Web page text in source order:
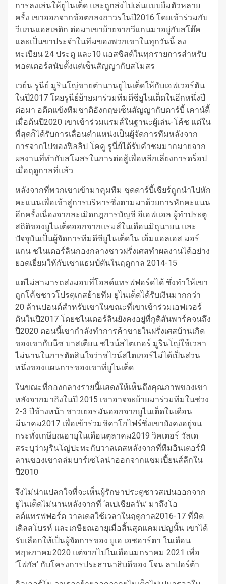
การลงเล่นให้ยูไนเต็ด และถูกส่งไปเล่นแบบยืมตัวหลาย
ครั้ง เขาออกจากข้อตกลงถาวรในปี2016 โดยเข้าร่วมกับ
วีแกนแอธเลติก ต่อมาเขาย้ายจากวีแกนมาอยู่กับสโต๊ค
และเป็นขาประจําในทีมของพวกเขาในทุกวันนี้ ลง
ทะเบียน 24 ประตู และ10 แอสซิสต์ในทุกรายการสําหรับ
พอตเตอร์สนับตั้งแต่เซ็นสัญญากับสโมสร
เวย์น รูนีย์ มูรินโญ่ขายตํานานยูไนเต็ดให้กับเอฟเวอร์ตัน
ในปี2017 โดยรูนีย์ย้ายมาร่วมทีมดีซียูไนเต็ดในอีกหนึ่งปี
ต่อมา อดีตแข้งทีมชาติอังกฤษเซ็นสัญญากับดาร์บี้ เคาน์ตี้
เมื่อต้นปี2020 เขาเข้าร่วมแรมส์ในฐานะผู้เล่น-โค้ช แต่ใน
ที่สุดก็ได้รับการเลื่อนตําแหน่งเป็นผู้จัดการทีมหลังจาก
การจากไปของฟิลลิป โคคู รูนี่ย์ได้รับคําชมมากมายจาก
ผลงานที่ทํากับสโมสรในการต่อสู้เพื่อหลีกเลี่ยงการดร็อป
เมื่อฤดูกาลที่แล้ว
หลังจากที่พวกเขาเข้ามาคุมทีม ชุดดาร์บี้เชียร์ถูกนําไปหัก
คะแนนเพื่อเข้าสู่การบริหารซึ่งตามมาด้วยการหักคะแนน
อีกครั้งเนื่องจากละเมิดกฎการบัญชี อีเอฟแอล ผู้ทําประตู
สถิติของยูไนเต็ดออกจากแรมส์ในเดือนมิถุนายน และ
ปัจจุบันเป็นผู้จัดการทีมดีซียูไนเต็ดใน เอ็มแอลเอส มอร์
แกน ชไนเดอร์ลินกองกลางชาวฝรั่งเศสทําผลงานได้อย่าง
ยอดเยี่ยมให้กับเซาแธมป์ตันในฤดูกาล 2014-15
แต่ไม่สามารถส่งมอบที่โอลด์แทรฟฟอร์ดได้ ซึ่งทําให้เขา
ถูกโค้ชชาวโปรตุเกสย้ายทีม ยูไนเต็ดได้รับเงินมากกว่า
20 ล้านปอนด์สําหรับเขาในขณะที่เขาเข้าร่วมเอฟเวอร์
ตันในปี2017 โดยชไนเดอร์ลินยังคงอยู่ที่กูดิสันพาร์คจนถึง
ปี2020 ตอนนี้เขากําลังทําการค้าขายในฝรั่งเศสบ้านเกิด
ของเขากับนีซ บาสเตียน ชไวน์สไตเกอร์ มูรินโญ่ใช้เวลา
ไม่นานในการตัดสินใจว่าชไวน์สไตเกอร์ไม่ได้เป็นส่วน
หนึ่งของแผนการของเขาที่ยูไนเต็ด
ในขณะที่กองกลางรายนี้แสดงให้เห็นถึงคุณภาพของเขา
หลังจากมาถึงในปี 2015 เขาอาจจะย้ายมาร่วมทีมในช่วง
2-3 ปีข้างหน้า ชาวเยอรมันออกจากยูไนเต็ดในเดือน
มีนาคม2017 เพื่อเข้าร่วมชิคาโกไฟร์ซึ่งเขายังคงอยู่จน
กระทั่งเกษียณอายุในเดือนตุลาคม2019 วิคเตอร์ วัลเด
สระบุว่ามูรินโญ่ปะทะกับวาลเดสหลังจากที่ทีมอินเตอร์มิ
ลานของเขาถล่มบาร์เซโลน่าออกจากแชมเปี้ยนส์ลีกใน
ปี2010
จึงไม่น่าแปลกใจที่จะเห็นผู้รักษาประตูชาวสเปนออกจาก
ยูไนเต็ดไม่นานหลังจากที่ ‘สเปเชียลวัน’ มาถึงโอ
ลด์แทรฟฟอร์ด วาลเดสใช้เวลาในฤดูกาล2016-17 ที่มิด
เดิลสโบรห์ และเกษียณอายุเมื่อสิ้นสุดแคมเปญนั้น เขาได้
รับเลือกให้เป็นผู้จัดการของ ยูเอ เอชอาร์ตา ในเดือน
พฤษภาคม2020 แต่จากไปในเดือนมกราคม 2021 เพื่อ
‘โฟกัส’ กับโครงการประธานาธิบดีของ โจน ลาปอร์ต้า